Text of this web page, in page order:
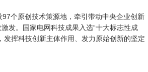
个原创技术策源地，牵引带动中央企业创新
发。国家电网科技成果入选“十大标志性成
挥科技创新主体作用、发力原始创新的坚定